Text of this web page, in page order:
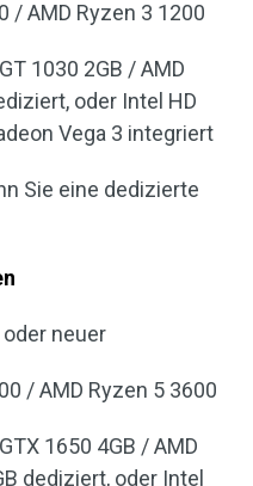
/ AMD Ryzen 3 1200
1030 2GB / AMD
oder Intel HD
Vega 3 integriert
Sie eine dedizierte
neuer
/ AMD Ryzen 5 3600
1650 4GB / AMD
dediziert, oder Intel